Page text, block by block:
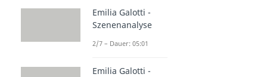
Emilia Galotti -
Szenenanalyse
2/7 – Dauer: 05:01
Emilia Galotti -